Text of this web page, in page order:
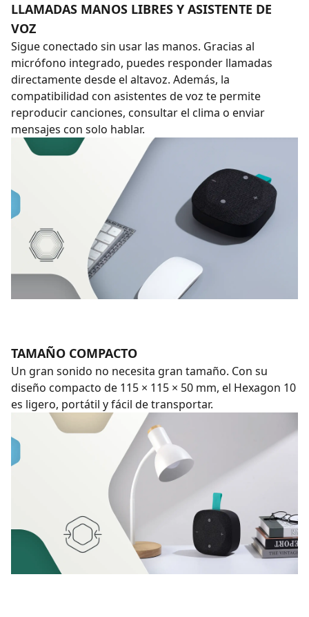
LLAMADAS MANOS LIBRES Y ASISTENTE DE
VOZ
Sigue conectado sin usar las manos. Gracias al
micrófono integrado, puedes responder llamadas
directamente desde el altavoz. Además, la
compatibilidad con asistentes de voz te permite
reproducir canciones, consultar el clima o enviar
mensajes con solo hablar.
TAMAÑO COMPACTO
Un gran sonido no necesita gran tamaño. Con su
diseño compacto de 115 × 115 × 50 mm, el Hexagon 10
es ligero, portátil y fácil de transportar.